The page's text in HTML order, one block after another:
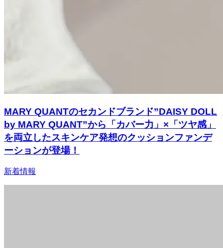
MARY QUANTのセカンドブランド”DAISY DOLL
by MARY QUANT”から「カバー力」×「ツヤ感」
を両立したスキンケア発想のクッションファンデ
ーションが登場！
新着情報